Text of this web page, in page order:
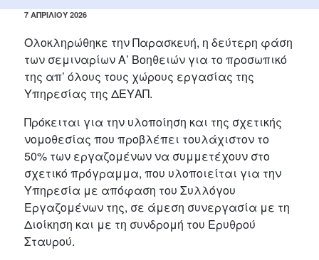
ΔΗΜΟΣΙΕΎΤΗΚΕ
7 ΑΠΡΙΛΊΟΥ 2026
Ολοκληρώθηκε την Παρασκευή, η δεύτερη φάση
των σεμιναρίων Α’ Βοηθειών για το προσωπικό
της απ’ όλους τους χώρους εργασίας της
Υπηρεσίας της ΔΕΥΑΠ.
Πρόκειται για την υλοποίηση και της σχετικής
νομοθεσίας που προβλέπει τουλάχιστον το
50% των εργαζομένων να συμμετέχουν στο
σχετικό πρόγραμμα, που υλοποιείται για την
Υπηρεσία με απόφαση του Συλλόγου
Εργαζομένων της, σε άμεση συνεργασία με τη
Διοίκηση και με τη συνδρομή του Ερυθρού
Σταυρού.